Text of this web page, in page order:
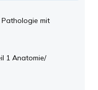
Pathologie mit
1 Anatomie/